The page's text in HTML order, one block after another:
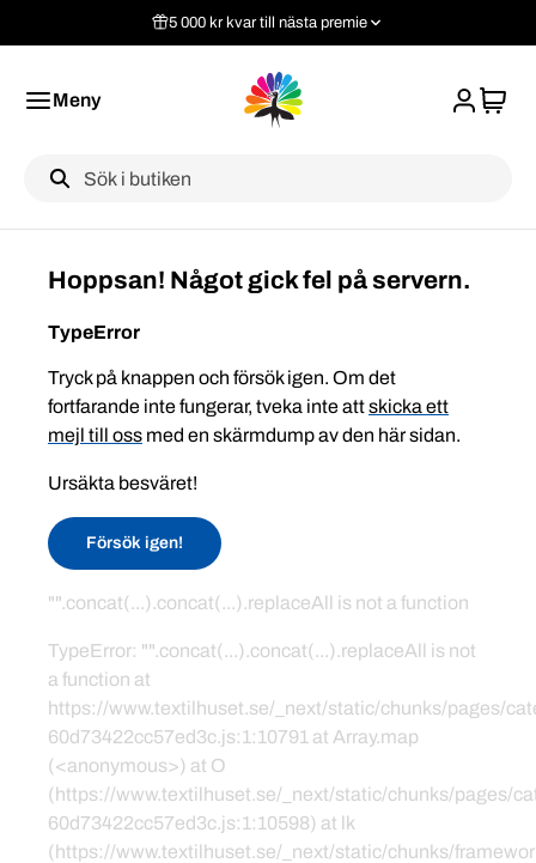
5 000 kr kvar till nästa premie
Meny
Label
Hoppsan! Något gick fel på servern.
TypeError
Tryck på knappen och försök igen. Om det
fortfarande inte fungerar, tveka inte attskicka ett
mejl till oss med en skärmdump av den här sidan.
Ursäkta besväret!
Försök igen!
"".concat(...).concat(...).replaceAll is not a function
TypeError: "".concat(...).concat(...).replaceAll is not
a function at
https://www.textilhuset.se/_next/static/chunks/pages/
60d73422cc57ed3c.js:1:10791 at Array.map
(<anonymous>) at O
(https://www.textilhuset.se/_next/static/chunks/pages/
60d73422cc57ed3c.js:1:10598) at lk
(https://www.textilhuset.se/_next/static/chunks/